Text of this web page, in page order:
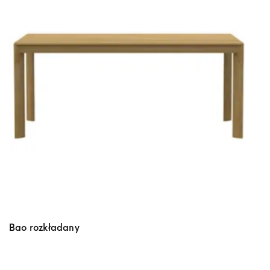
Bao rozkładany